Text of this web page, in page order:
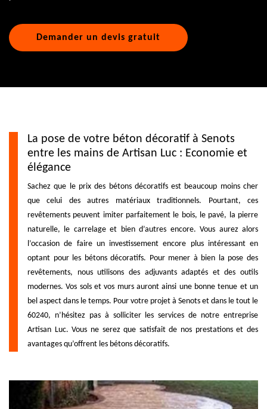
Demander un devis gratuit
La pose de votre béton décoratif à Senots
entre les mains de Artisan Luc : Economie et
élégance
Sachez que le prix des bétons décoratifs est beaucoup moins cher
que celui des autres matériaux traditionnels. Pourtant, ces
revêtements peuvent imiter parfaitement le bois, le pavé, la pierre
naturelle, le carrelage et bien d’autres encore. Vous aurez alors
l’occasion de faire un investissement encore plus intéressant en
optant pour les bétons décoratifs. Pour mener à bien la pose des
revêtements, nous utilisons des adjuvants adaptés et des outils
modernes. Vos sols et vos murs auront ainsi une bonne tenue et un
bel aspect dans le temps. Pour votre projet à Senots et dans le tout le
60240, n’hésitez pas à solliciter les services de notre entreprise
Artisan Luc. Vous ne serez que satisfait de nos prestations et des
avantages qu’offrent les bétons décoratifs.